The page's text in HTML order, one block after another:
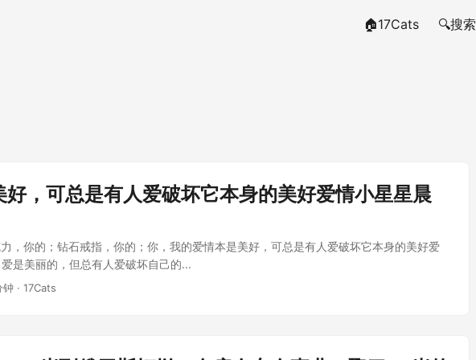
🏠17Cats 🔍搜索
好，可总是有人爱破坏它本身的美好爱情小星星晨
，你的；钻石戒指，你的；你，我的爱情本是美好，可总是有人爱破坏它本身的美好爱
是美丽的，但总有人爱破坏自己的...
· 17Cats